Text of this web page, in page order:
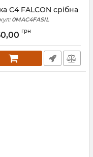
C4 FALCON срібна
0MAC4FASIL
грн